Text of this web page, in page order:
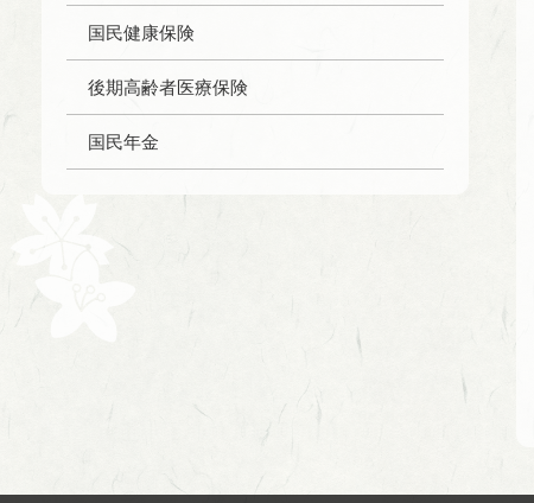
国民健康保険
後期高齢者医療保険
国民年金